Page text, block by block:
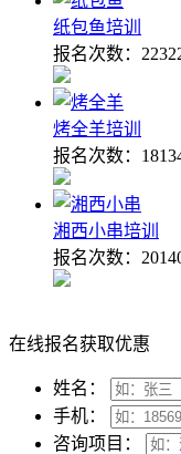
纸包鱼培训
报名次数：
烤全羊培训
报名次数：
湘西小串培训
报名次数：
在线报名获取优惠
姓名：
手机：
咨询项目：